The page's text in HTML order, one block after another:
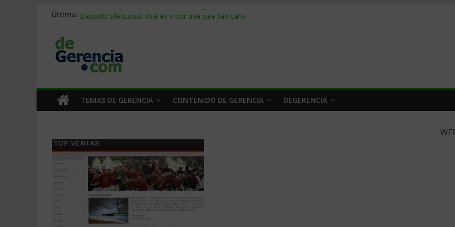
Última: Stablecoins para empresas: cómo pagar y cobrar en 2026
Trabajo forzoso en la cadena de suministro: qué hacer
Mercado hispano de EE. UU.: cómo segmentarlo y venderle
TEMAS DE GERENCIA CONTENIDO DE GERENCIA DEGERENCIA